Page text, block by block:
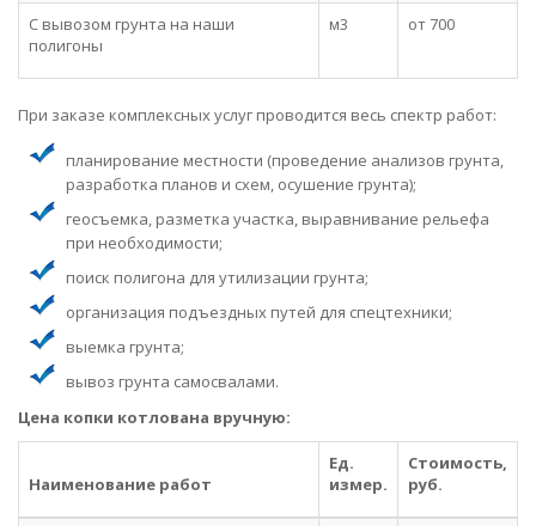
С вывозом грунта на наши
полигоны
м3 от 700
При заказе комплексных услуг проводится весь спектр работ:
планирование местности (проведение анализов грунта,
разработка планов и схем, осушение грунта);
геосъемка, разметка участка, выравнивание рельефа
при необходимости;
поиск полигона для утилизации грунта;
организация подъездных путей для спецтехники;
выемка грунта;
вывоз грунта самосвалами.
Цена копки котлована вручную:
Наименование работ
Ед.
измер.
Стоимость,
руб.